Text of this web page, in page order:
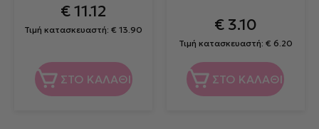
€11.12
Τιμή κατασκευαστή:€ 13.90
ΣΤΟ ΚΑΛΑΘΙ
€3.10
Τιμή κατασκευαστή: € 6.20
ΣΤΟ ΚΑΛΑΘΙ